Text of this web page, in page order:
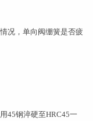
况，单向阀绷簧是否疲
45钢淬硬至HRC45一